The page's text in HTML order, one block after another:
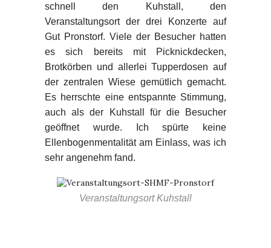
schnell den Kuhstall, den
Veranstaltungsort der drei Konzerte auf
Gut Pronstorf. Viele der Besucher hatten
es sich bereits mit Picknickdecken,
Brotkörben und allerlei Tupperdosen auf
der zentralen Wiese gemütlich gemacht.
Es herrschte eine entspannte Stimmung,
auch als der Kuhstall für die Besucher
geöffnet wurde. Ich spürte keine
Ellenbogenmentalität am Einlass, was ich
sehr angenehm fand.
Veranstaltungsort Kuhstall